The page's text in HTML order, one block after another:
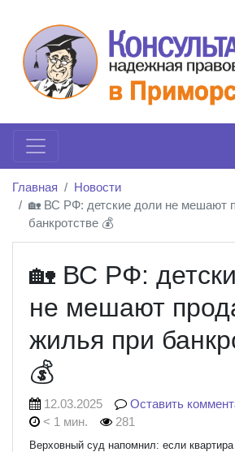
Главная
Новости
🏡 ВС РФ: детские доли не мешают
банкротстве 💰
🏡 ВС РФ:
не мешают
жилья при
💰
12.03.2025
Оставить
< 1 мин.
281
Верховный суд напомнил: если